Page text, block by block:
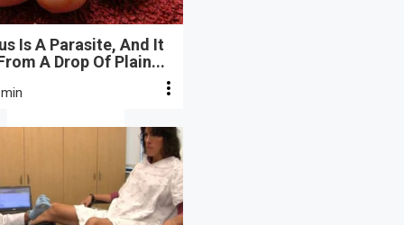
Is A Parasite, And It
A Drop Of Plain...